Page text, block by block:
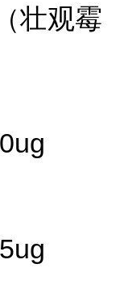
壮观霉